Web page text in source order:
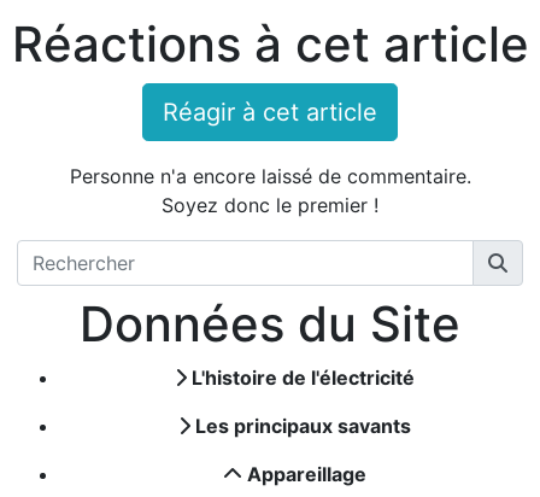
Données du Site
L'histoire de l'électricité
Les principaux savants
Appareillage
Réactions à cet article
Réagir à cet article
Personne n'a encore laissé de commentaire.
Soyez donc le premier !